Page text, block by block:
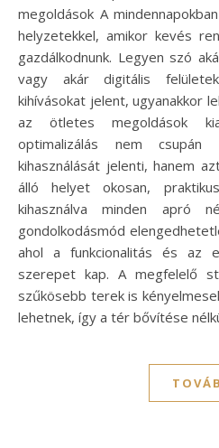
megoldások A
helyzetekkel, amikor kevés
gazdálkodnunk. Legyen szó
vagy akár digitális
kihívásokat jelent, ugyanakkor
az ötletes megoldások
optimalizálás nem
kihasználását jelenti, hanem
álló helyet okosan,
kihasználva minden apró
gondolkodásmód
ahol a funkcionalitás és az
szerepet kap. A megfelelő
szűkösebb terek is
lehetnek, így a tér bővítése